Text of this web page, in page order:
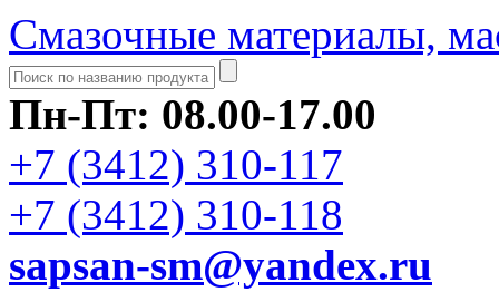
Смазочные материалы,
Пн-Пт: 08.00-17.00
+7 (3412) 310-117
+7 (3412) 310-118
sapsan-sm@yandex.ru